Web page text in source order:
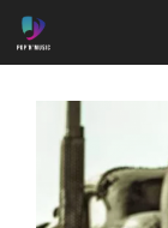
Aller
au